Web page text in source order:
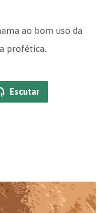
ao bom uso da
profética.
Escutar